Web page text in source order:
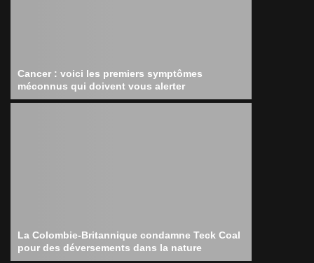
Cancer : voici les premiers symptômes
méconnus qui doivent vous alerter
La Colombie-Britannique condamne Teck Coal
pour des déversements dans la nature